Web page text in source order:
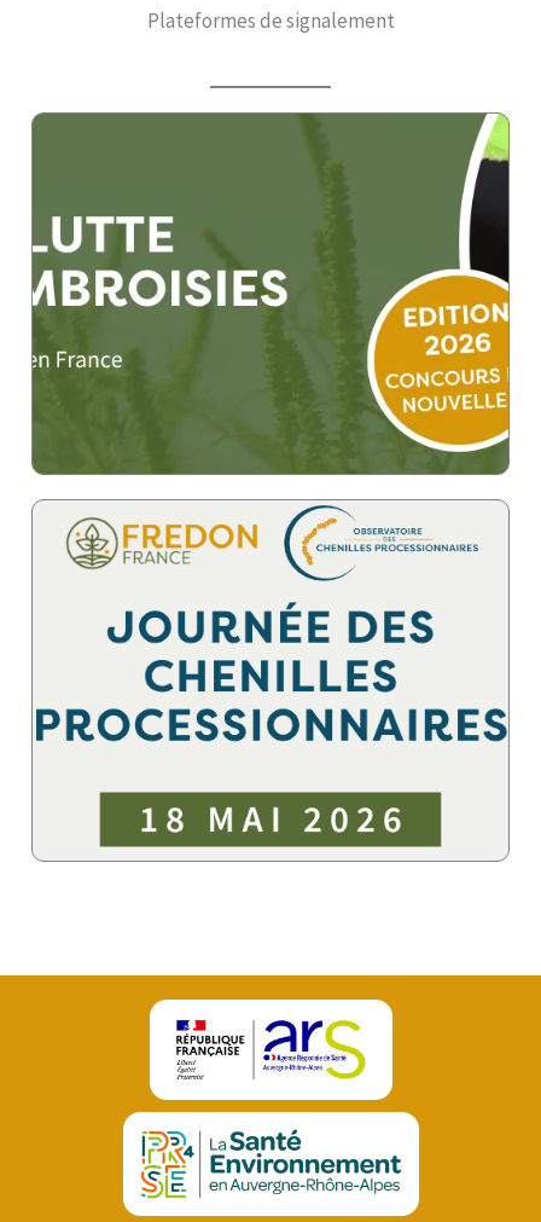
Plateformes de signalement
lutte contre les ambroisies.
Durant ces 15 jours, des animations sont organisées
partout en France pour informer le grand public
et les professionnels sur les problèmes générés par les
ambroisies et pour encourager la mise en place
d’actions de lutte.
plus
La journée des chenilles processionnaires aura lieu le
18 mai 2026 !
nombre sur qui sont réellement les processionnaires.
C’est en les connaissant mieux qu’on réduit le risque !
En
plus